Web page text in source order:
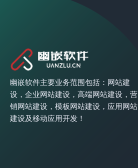
幽嵌软件主要业务范围包括：网站建
设，企业网站建设，高端网站建设，营
销网站建设，模板网站建设，应用网站
建设及移动应用开发！